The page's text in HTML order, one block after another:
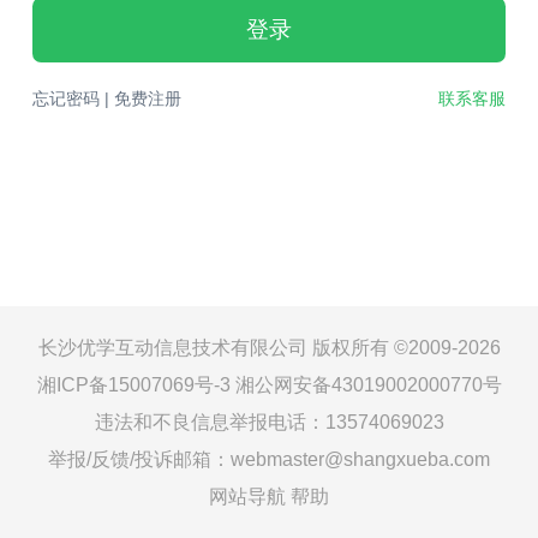
登录
忘记密码| 免费注册 联系客服
长沙优学互动信息技术有限公司 版权所有 ©2009-2026
湘ICP备15007069号-3 湘公网安备43019002000770号
违法和不良信息举报电话：13574069023
举报/反馈/投诉邮箱：webmaster@shangxueba.com
网站导航 帮助